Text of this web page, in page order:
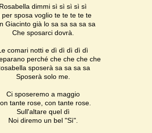
Rosabella dimmi sì sì sì sì sì
per sposa voglio te te te te te
Giacinto già lo sa sa sa sa sa
Che sposarci dovrà.
comari notti e dì dì dì dì dì
perché che che che che
sposerà sa sa sa sa
Sposerà solo me.
Ci sposeremo a maggio
tante rose, con tante rose.
Sull'altare quel dì
Noi diremo un bel "Sì".